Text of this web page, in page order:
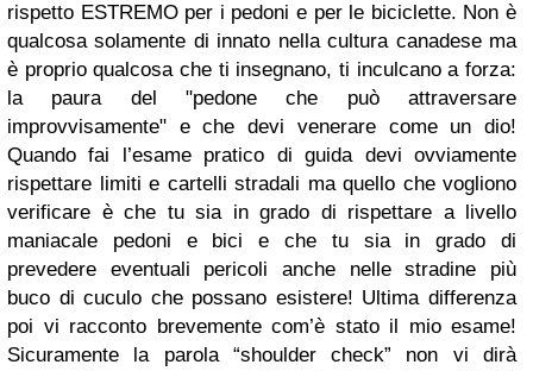
rispetto ESTREMO per i pedoni e per le biciclette. Non è
qualcosa solamente di innato nella cultura canadese ma
è proprio qualcosa che ti insegnano, ti inculcano a forza:
la paura del "pedone che può attraversare
improvvisamente" e che devi venerare come un dio!
Quando fai l’esame pratico di guida devi ovviamente
rispettare limiti e cartelli stradali ma quello che vogliono
verificare è che tu sia in grado di rispettare a livello
maniacale pedoni e bici e che tu sia in grado di
prevedere eventuali pericoli anche nelle stradine più
buco di cuculo che possano esistere! Ultima differenza
poi vi racconto brevemente com’è stato il mio esame!
Sicuramente la parola “shoulder check” non vi dirà